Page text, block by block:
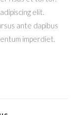
elit.
ante dapibus
imperdiet.